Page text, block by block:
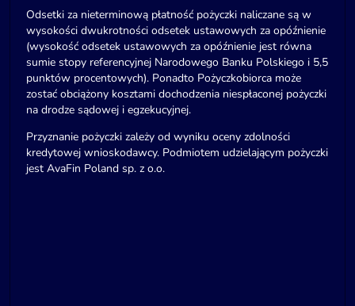
Odsetki za nieterminową płatność pożyczki naliczane są w
wysokości dwukrotności odsetek ustawowych za opóźnienie
(wysokość odsetek ustawowych za opóźnienie jest równa
sumie stopy referencyjnej Narodowego Banku Polskiego i 5,5
punktów procentowych). Ponadto Pożyczkobiorca może
zostać obciążony kosztami dochodzenia niespłaconej pożyczki
na drodze sądowej i egzekucyjnej.
Przyznanie pożyczki zależy od wyniku oceny zdolności
kredytowej wnioskodawcy. Podmiotem udzielającym pożyczki
jest AvaFin Poland sp. z o.o.